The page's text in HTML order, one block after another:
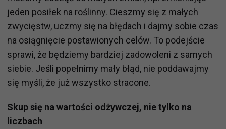
jeden posiłek na roślinny. Cieszmy się z małych
zwycięstw, uczmy się na błędach i dajmy sobie czas
na osiągnięcie postawionych celów. To podejście
sprawi, że będziemy bardziej zadowoleni z samych
siebie. Jeśli popełnimy mały błąd, nie poddawajmy
się myśli, że już wszystko stracone.
Skup się na wartości odżywczej, nie tylko na
liczbach